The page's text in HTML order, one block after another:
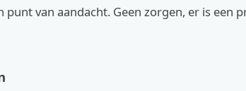
van aandacht. Geen zorgen, er is een